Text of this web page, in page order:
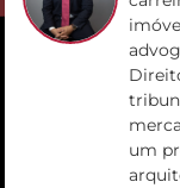
um